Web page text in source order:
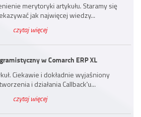
merytoryki artykułu. Staramy się
jak najwięcej wiedzy...
czytaj więcej
w Comarch ERP XL
Ciekawie i dokładnie wyjaśniony
i działania Callback'u...
czytaj więcej